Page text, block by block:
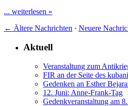
... weiterlesen »
← Ältere Nachrichten · Neuere
Aktuell
Veranstaltung zum
FIR an der Seite des
Gedenken an Esther
12. Juni: Anne-Frank-Tag
Gedenkveranstaltung am